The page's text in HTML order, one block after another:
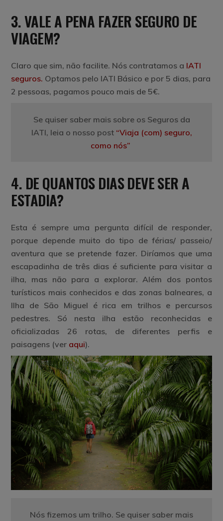
3. VALE A PENA FAZER SEGURO DE
VIAGEM?
Claro que sim, não facilite. Nós contratamos a IATI
seguros. Optamos pelo IATI Básico e por 5 dias, para
2 pessoas, pagamos pouco mais de 5€.
Se quiser saber mais sobre os Seguros da
IATI, leia o nosso post “Viaja (com) seguro,
como nós”
4. DE QUANTOS DIAS DEVE SER A
ESTADIA?
Esta é sempre uma pergunta difícil de responder,
porque depende muito do tipo de férias/ passeio/
aventura que se pretende fazer. Diríamos que uma
escapadinha de três dias é suficiente para visitar a
ilha, mas não para a explorar. Além dos pontos
turísticos mais conhecidos e das zonas balneares, a
Ilha de São Miguel é rica em trilhos e percursos
pedestres. Só nesta ilha estão reconhecidas e
oficializadas 26 rotas, de diferentes perfis e
paisagens (ver aqui).
Nós fizemos um trilho. Se quiser saber mais